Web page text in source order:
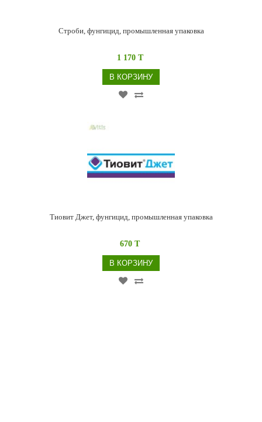
Строби, фунгицид, промышленная упаковка
1 170 T
В КОРЗИНУ
Тиовит Джет, фунгицид, промышленная упаковка
670 T
В КОРЗИНУ